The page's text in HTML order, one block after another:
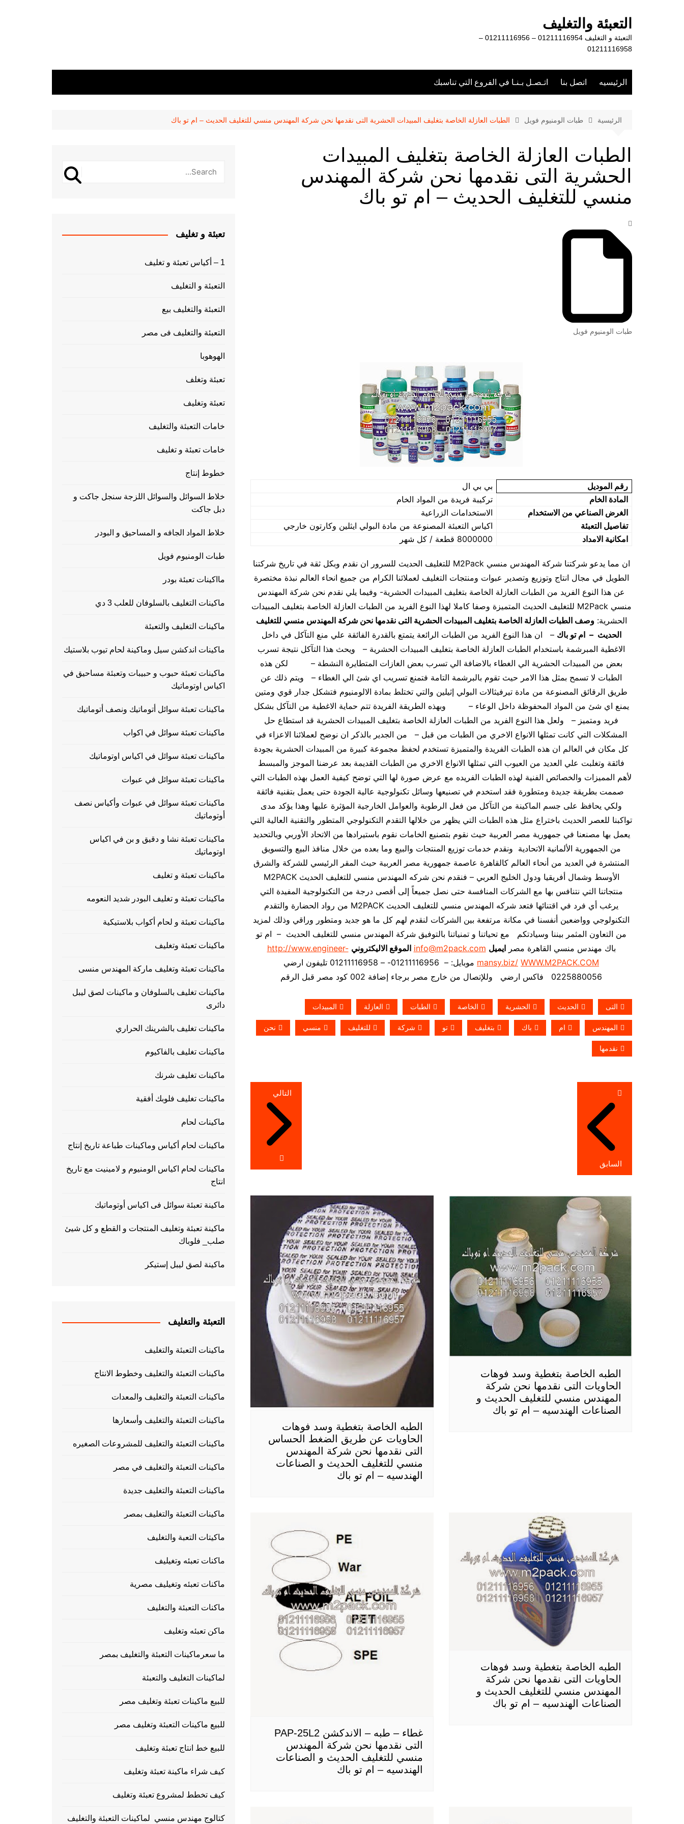
التعبئة والتغليف
التعبئة و التغليف 01211116954 – 01211116956 –
01211116958
الرئيسيه اتصل بنا اتـصـل بـنـا في الفروع التي تناسبك
الرئيسية طبات الومنيوم فويل الطبات العازلة الخاصة بتغليف المبيدات الحشرية التى نقدمها نحن شركة المهندس منسي للتغليف الحديث – ام تو باك
الطبات العازلة الخاصة بتغليف المبيدات
الحشرية التى نقدمها نحن شركة المهندس
منسي للتغليف الحديث – ام تو باك
طبات الومنيوم فويل
رقم الموديل
بي بي ال
المادة الخام
تركيبة فريدة من المواد الخام
الغرض الصناعي من الاستخدام
الاستخدامات الزراعية
تفاصيل التعبئة
اكياس التعبئة المصنوعة من مادة البولي ايثلين وكارتون خارجي
امكانية الامداد
8000000 قطعة / كل شهر
ان مما يدعو شركتنا شركة المهندس منسي M2Pack للتغليف الحديث للسرور ان نقدم وبكل ثقة في تاريخ شركتنا
الطويل في مجال انتاج وتوزيع وتصدير عبوات ومنتجات التغليف لعملائنا الكرام من جميع انحاء العالم نبذة مختصرة
عن هذا النوع الفريد من الطبات العازلة الخاصة بتغليف المبيدات الحشرية- وفيما يلي نقدم نحن شركة المهندس
منسي M2Pack للتغليف الحديث المتميزة وصفا كاملا لهذا النوع الفريد من الطبات العازلة الخاصة بتغليف المبيدات
الحشرية:وصف الطبات العازلة الخاصة بتغليف المبيدات الحشرية التى نقدمها نحن شركة المهندس منسي للتغليف
الحديث – ام تو باك – ان هذا النوع الفريد من الطبات الرائعة يتمتع بالقدرة الفائقة علي منع التآكل في داخل
الاغطية المبرشمة باستخدام الطبات العازلة الخاصة بتغليف المبيدات الحشرية – ويحث هذا التآكل نتيجة تسرب
بعض من المبيدات الحشرية الي الغطاء بالاضافة الي تسرب بعض الغازات المتطايرة النشطة – لكن هذه
الطبات لا تسمح بمثل هذا الامر حيث تقوم بالبرشمة التامة فتمنع تسريب اي شئ الي الغطاء – ويتم ذلك عن
طريق الرقائق المصنوعة من مادة تيرفيثالات البولي إثيلين والتي تختلط بمادة الالومنيوم فتشكل جدار قوي ومتين
يمنع اي شئ من المواد المحفوظة داخل الوعاء – وبهذه الطريقة الفريدة تتم حماية الاغطية من التآكل بشكل
فريد ومتميز – ولعل هذا النوع الفريد من الطبات العازلة الخاصة بتغليف المبيدات الحشرية قد استطاع حل
المشكلات التي كانت تمثلها الانواع الاخري من الطبات من قبل – من الجدير بالذكر ان نوضح لعملائنا الاعزاء في
كل مكان في العالم ان هذه الطبات الفريدة والمتميزة تستخدم لحفظ مجموعة كبيرة من المبيدات الحشرية بجودة
فائقة وتغلبت علي العديد من العيوب التي تمثلها الانواع الاخري من الطبات القديمة بعد عرضنا الموجز والمبسط
لأهم المميزات والخصائص الفنية لهذه الطبات الفريده مع عرض صورة لها التي توضح كيفية العمل بهذه الطبات التي
صممت بطريقة جديدة ومتطورة فقد استخدم في تصنيعها وسائل تكنولوجية عالية الجودة حتى يعمل بتقنية فائقة
ولكي يحافظ على جسم الماكينة من التآكل من فعل الرطوبة والعوامل الخارجية المؤثرة عليها وهذا يؤكد مدى
تواكبنا للعصر الحديث باختراع مثل هذه الطبات التي يظهر من خلالها التقدم التكنولوجي المتطور والتقنية العالية التي
يعمل بها مصنعنا في جمهورية مصر العربية حيث نقوم بتصنيع الخامات نقوم باستيرادها من الاتحاد الأوربي وبالتحديد
من الجمهورية الألمانية الاتحادية ونقدم خدمات توزيع المنتجات والبيع وما بعده من خلال منافذ البيع والتسويق
المنتشرة في العديد من أنحاء العالم كالقاهرة عاصمة جمهورية مصر العربية حيث المقر الرئيسي للشركة والشرق
الأوسط وشمال أفريقيا ودول الخليج العربي – فنقدم نحن شركه المهندس منسي للتغليف الحديث M2PACK
منتجاتنا التي نتنافس بها مع الشركات المنافسة حتى نصل جميعاً إلى أقصى درجة من التكنولوجية المفيدة التي
يرغب أي فرد في اقتنائها فتعد شركه المهندس منسي للتغليف الحديث M2PACK من رواد الحضارة والتقدم
التكنولوجي وواضعين أنفسنا في مكانة مرتفعة بين الشركات لنقدم لهم كل ما هو جديد ومتطور وراقي وذلك لمزيد
من التعاون المثمر بيننا وسيادتكم مع تحياتنا و تمنياتنا بالتوفيق شركة المهندس منسي للتغليف الحديث – ام تو
باك مهندس منسي القاهرة مصرايميل info@m2pack.com الموقع الاليكتروني http://www.engineer-
mansy.biz/ WWW.M2PACK.COM
موبايل: – 01211116956- – 01211116958 تليفون ارضي
0225880056 فاكس ارضي
وللإتصال من خارج مصر برجاء إضافة 002 كود مصر قبل الرقم
التى الحديث الحشرية الخاصة الطبات العازلة المبيدات
المهندس ام باك بتغليف تو شركة للتغليف منسي نحن
نقدمها
تصفّح
المقالات
السابق
التالي
الطبه الخاصة بتغطية وسد فوهات
الحاويات التى نقدمها نحن شركة
المهندس منسي للتغليف الحديث و
الصناعات الهندسيه – ام تو باك
الطبه الخاصة بتغطية وسد فوهات
الحاويات عن طريق الضغط الحساس
التى نقدمها نحن شركة المهندس
منسي للتغليف الحديث و الصناعات
الهندسيه – ام تو باك
الطبه الخاصة بتغطية وسد فوهات
الحاويات التى نقدمها نحن شركة
المهندس منسي للتغليف الحديث و
الصناعات الهندسيه – ام تو باك
غطاء – طبه – الاندكشن PAP-25L2
التى نقدمها نحن شركة المهندس
منسي للتغليف الحديث و الصناعات
الهندسيه – ام تو باك
تعبئة و تغليف
1 – أكياس تعبئة و تغليف
التعبئة و التغليف
التعبئة والتغليف بيع
التعبئة والتغليف فى مصر
الهوهوبا
تعبئة وتغلف
تعبئة وتغليف
خامات التعبئة والتغليف
خامات تعبئة و تغليف
خطوط إنتاج
خلاط السوائل والسوائل اللزجة سنجل جاكت و
دبل جاكت
خلاط المواد الجافه و المساحيق و البودر
طبات الومنيوم فويل
مااكينات تعبئة بودر
ماكينات التغليف بالسلوفان للعلب 3 دي
ماكينات التغليف والتعبئة
ماكينات اندكشن سيل وماكينة لحام تيوب بلاستيك
ماكينات تعبئة حبوب و حبيبات وتعبئة مساحيق في
اكياس اوتوماتيك
ماكينات تعبئة سوائل أتوماتيك ونصف أتوماتيك
ماكينات تعبئة سوائل في اكواب
ماكينات تعبئة سوائل في اكياس اوتوماتيك
ماكينات تعبئة سوائل في عبوات
ماكينات تعبئة سوائل في عبوات وأكياس نصف
أوتوماتيك
ماكينات تعبئة نشا و دقيق و بن في اكياس
اوتوماتيك
ماكينات تعبئة و تغليف
ماكينات تعبئة و تغليف البودر شديد النعومه
ماكينات تعبئة و لحام أكواب بلاستيكية
ماكينات تعبئة وتغليف
ماكينات تعبئة وتغليف ماركة المهندس منسى
ماكينات تغليف بالسلوفان و ماكينات لصق ليبل
دائرى
ماكينات تغليف بالشرينك الحراري
ماكينات تغليف بالفاكيوم
ماكينات تغليف شرنك
ماكينات تغليف فلوبك أفقية
ماكينات لحام
ماكينات لحام أكياس وماكينات طباعة تاريخ إنتاج
ماكينات لحام اكياس الومنيوم و لامينيت مع تاريخ
انتاج
ماكينة تعبئة سوائل فى اكياس أوتوماتيك
ماكينة تعبئة وتغليف المنتجات و القطع و كل شيئ
صلب_ فلوباك
ماكينة لصق ليبل إستيكر
التعبئة والتغليف
ماكينات التعبئة والتغليف
ماكينات التعبئة والتغليف وخطوط الانتاج
ماكينات التعبئة والتغليف والمعدات
ماكينات التعبئة والتغليف وأسعارها
ماكينات التعبئة والتغليف للمشروعات الصغيره
ماكينات التعبئة والتغليف في مصر
ماكينات التعبئة والتغليف جديدة
ماكينات التعبئة والتغليف بمصر
ماكيتات التعبة والتغليف
ماكنات تعبئه وتغيليف
ماكنات تعبئه وتغيليف مصرية
ماكنات التعبئة والتغليف
ماكن تعبئه وتغليف
ما سعرماكينات التعبئة والتغليف بمصر
لماكينات التغليف والتعبئة
للبيع ماكينات تعبئة وتغليف مصر
للبيع ماكينات التعبئة وتغليف مصر
للبيع خط انتاج تعبئة وتغليف
كيف شراء ماكينة تعبئة وتغليف
كيف تخطط لمشروع تعبئة وتغليف
كتالوج مهندس منسي لماكينات التعبئة والتغليف